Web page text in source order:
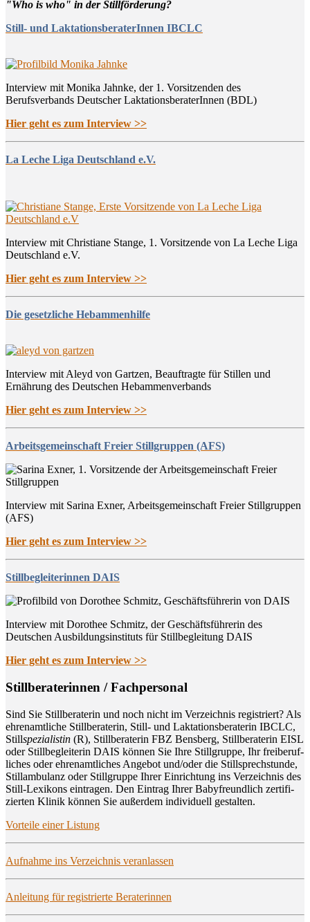
"Who is who" in der Stillförderung?
Still- und LaktationsberaterInnen IBCLC
Interview mit Monika Jahnke, der 1. Vorsitzenden des
Berufsverbands Deutscher LaktationsberaterInnen (BDL)
Hier geht es zum Interview >>
La Leche Liga Deutschland e.V.
Interview mit Christiane Stange, 1. Vorsitzende von La Leche Liga
Deutschland e.V.
Hier geht es zum Interview >>
Die gesetzliche Hebammenhilfe
Interview mit Aleyd von Gartzen, Beauftragte für Stillen und
Ernährung des Deutschen Hebammenverbands
Hier geht es zum Interview >>
Arbeitsgemeinschaft Freier Stillgruppen (AFS)
Interview mit Sarina Exner, Arbeitsgemeinschaft Freier Stillgruppen
(AFS)
Hier geht es zum Interview >>
Stillbegleiterinnen DAIS
Interview mit Dorothee Schmitz, der Geschäftsführerin des
Deutschen Ausbildungsinstituts für Stillbegleitung DAIS
Hier geht es zum Interview >>
Still­be­ra­te­rin­nen / Fachpersonal
Sind Sie Still­be­ra­te­rin und noch nicht im Ver­zeich­nis regis­triert? Als
ehren­amt­li­che Still­be­ra­te­rin, Still- und Lak­ta­ti­ons­be­ra­te­rin IBCLC,
Stillspe­zia­lis­tin (R), Still­be­ra­te­rin FBZ Bens­berg, Still­be­ra­te­rin EISL
oder Still­be­glei­te­rin DAIS kön­nen Sie Ihre Still­grup­pe, Ihr frei­be­ruf­
li­ches oder ehren­amt­li­ches Ange­bot und/oder die Still­sprech­stun­de,
Still­am­bu­lanz oder Still­grup­pe Ihrer Ein­rich­tung ins Ver­zeich­nis des
Still-Lexi­kons ein­tra­gen. Den Ein­trag Ihrer Baby­freund­lich zer­ti­fi­
zier­ten Kli­nik kön­nen Sie außer­dem indi­vi­du­ell gestalten.
Vor­tei­le einer Listung
Auf­nah­me ins Ver­zeich­nis veranlassen
Anlei­tung für regis­trier­te Beraterinnen